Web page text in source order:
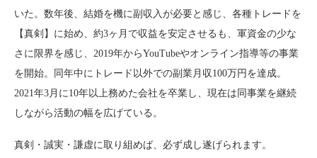
いた。数年後、結婚を機に副収入が必要と感じ、各種トレードを
【真剣】に始め、約3ヶ月で収益を安定させるも、軍資金の少な
さに限界を感じ、2019年からYouTubeやオンライン指導等の事業
を開始。同年中にトレード以外での副業月収100万円を達成。
2021年3月に10年以上務めた会社を卒業し、現在は同事業を継続
しながら活動の幅を広げている。
真剣・誠実・謙虚に取り組めば、必ず成し遂げられます。